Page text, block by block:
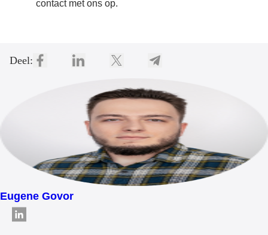
contact met ons op.
Deel:
Eugene Govor